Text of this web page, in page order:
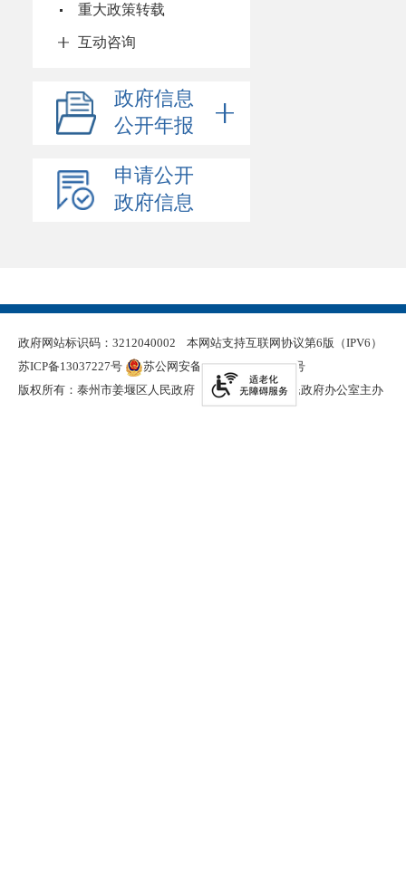
重大政策转载
互动咨询
政府信息
公开年报
申请公开
政府信息
政府网站标识码：3212040002
本网站支持互联网协议第6版（IPV6）
苏ICP备13037227号
苏公网安备 32120402000321号
版权所有：泰州市姜堰区人民政府
泰州市姜堰区人民政府办公室主办